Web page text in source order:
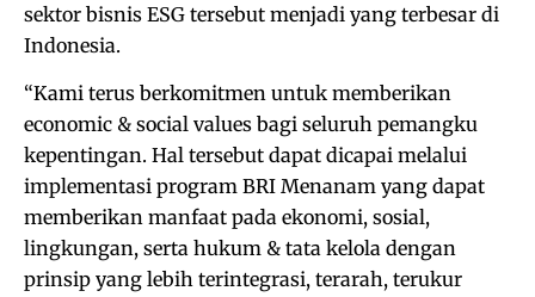
sektor bisnis ESG tersebut menjadi yang terbesar di
Indonesia.
“Kami terus berkomitmen untuk memberikan
economic & social values bagi seluruh pemangku
kepentingan. Hal tersebut dapat dicapai melalui
implementasi program BRI Menanam yang dapat
memberikan manfaat pada ekonomi, sosial,
lingkungan, serta hukum & tata kelola dengan
prinsip yang lebih terintegrasi, terarah, terukur